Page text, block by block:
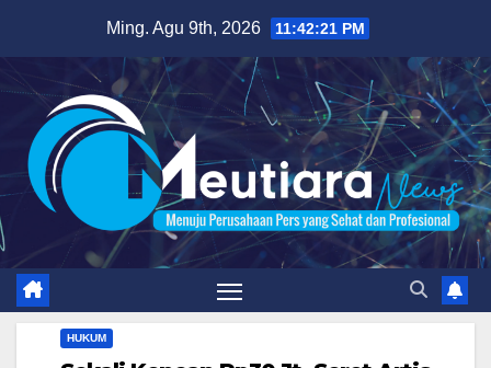
content
Ming. Agu 9th, 2026 11:42:23 PM
HUKUM